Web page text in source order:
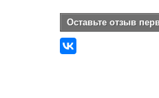
Оставьте отзыв